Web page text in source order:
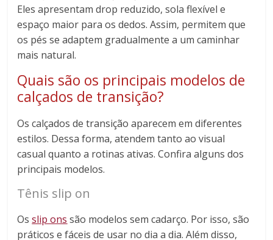
Eles apresentam drop reduzido, sola flexível e
espaço maior para os dedos. Assim, permitem que
os pés se adaptem gradualmente a um caminhar
mais natural.
Quais são os principais modelos de
calçados de transição?
Os calçados de transição aparecem em diferentes
estilos. Dessa forma, atendem tanto ao visual
casual quanto a rotinas ativas. Confira alguns dos
principais modelos.
Tênis slip on
Osslip ons são modelos sem cadarço. Por isso, são
práticos e fáceis de usar no dia a dia. Além disso,